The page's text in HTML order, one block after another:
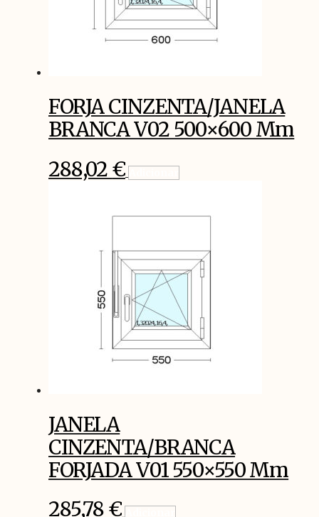
FORJA CINZENTA/JANELA
BRANCA V02 500×600 Mm
288,02€
JANELA
CINZENTA/BRANCA
FORJADA V01 550×550 Mm
285,78€